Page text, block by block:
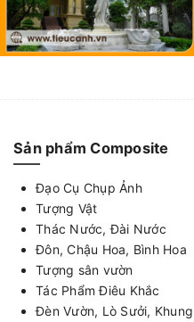
Sản phẩm Composite
Đạo Cụ Chụp Ảnh
Tượng Vật
Thác Nước, Đài Nước
Đôn, Chậu Hoa, Bình Hoa
Tượng sân vườn
Tác Phẩm Điêu Khắc
Đèn Vườn, Lò Sưởi,